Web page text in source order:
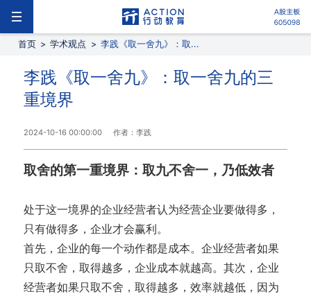
首页 > 学术观点 > 李践《取一舍九》：取...
李践《取一舍九》：取一舍九的三
重境界
2024-10-16 00:00:00 作者：李践
取舍的第一重境界：取九不舍一，乃低效者
处于这一境界的企业经营者认为经营企业要做得多，
只有做得多，企业才会赢利。
首先，企业的每一个动作都是成本。企业经营者如果
只取不舍，取得越多，企业成本就越高。其次，企业
经营者如果只取不舍，取得越多，效率就越低，因为